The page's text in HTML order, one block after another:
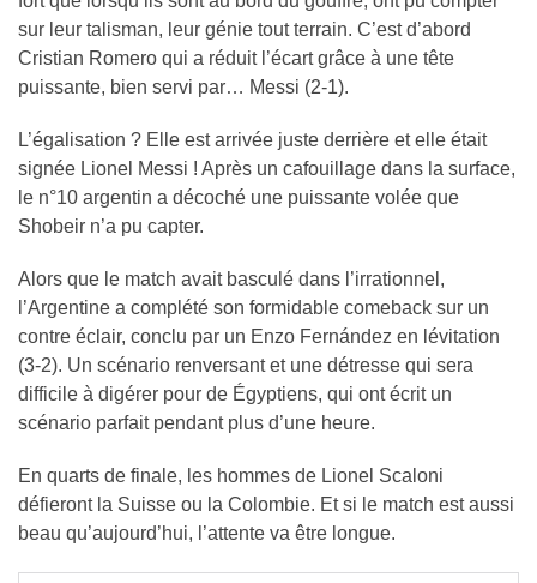
sur leur talisman, leur génie tout terrain. C’est d’abord
Cristian Romero qui a réduit l’écart grâce à une tête
puissante, bien servi par… Messi (2-1).
L’égalisation ? Elle est arrivée juste derrière et elle était
signée Lionel Messi ! Après un cafouillage dans la surface,
le n°10 argentin a décoché une puissante volée que
Shobeir n’a pu capter.
Alors que le match avait basculé dans l’irrationnel,
l’Argentine a complété son formidable comeback sur un
contre éclair, conclu par un Enzo Fernández en lévitation
(3-2). Un scénario renversant et une détresse qui sera
difficile à digérer pour de Égyptiens, qui ont écrit un
scénario parfait pendant plus d’une heure.
En quarts de finale, les hommes de Lionel Scaloni
défieront la Suisse ou la Colombie. Et si le match est aussi
beau qu’aujourd’hui, l’attente va être longue.